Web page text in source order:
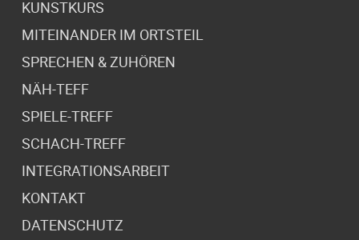
KUNSTKURS
MITEINANDER IM ORTSTEIL
SPRECHEN & ZUHÖREN
NÄH-TEFF
SPIELE-TREFF
SCHACH-TREFF
INTEGRATIONSARBEIT
KONTAKT
DATENSCHUTZ